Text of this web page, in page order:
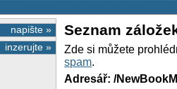
napište »
inzerujte »
Seznam
Zde si můžete
spam.
Adresář: /